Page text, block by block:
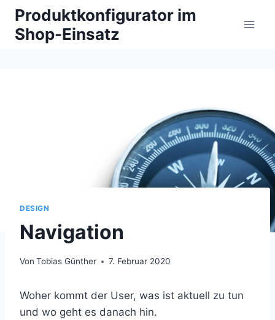
Zum
Inhalt
springen
Produktkonfigurator im
Shop-Einsatz
DESIGN
Navigation
Von Tobias Günther 7. Februar 2020
Woher kommt der User, was ist aktuell zu tun
und wo geht es danach hin.